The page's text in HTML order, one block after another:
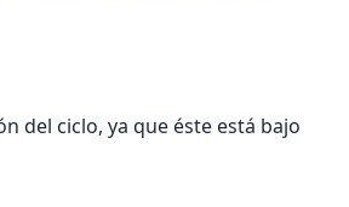
del ciclo, ya que éste está bajo